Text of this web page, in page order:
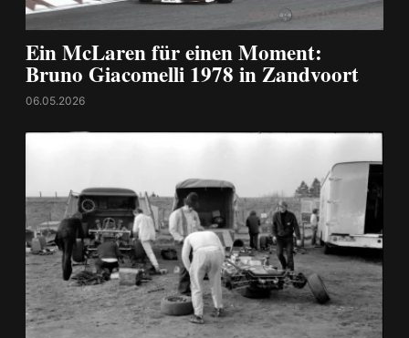
Ein McLaren für einen Moment:
Bruno Giacomelli 1978 in Zandvoort
06.05.2026